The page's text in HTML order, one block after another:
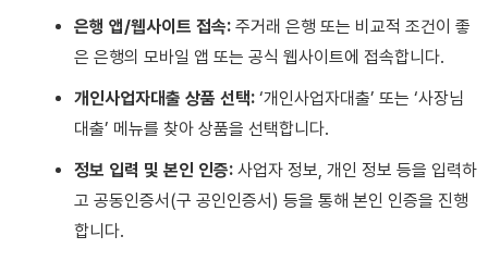
은행 앱/웹사이트 접속: 주거래 은행 또는 비교적 조건이 좋
은 은행의 모바일 앱 또는 공식 웹사이트에 접속합니다.
개인사업자대출 상품 선택: ‘개인사업자대출’ 또는 ‘사장님
대출’ 메뉴를 찾아 상품을 선택합니다.
정보 입력 및 본인 인증: 사업자 정보, 개인 정보 등을 입력하
고 공동인증서(구 공인인증서) 등을 통해 본인 인증을 진행
합니다.